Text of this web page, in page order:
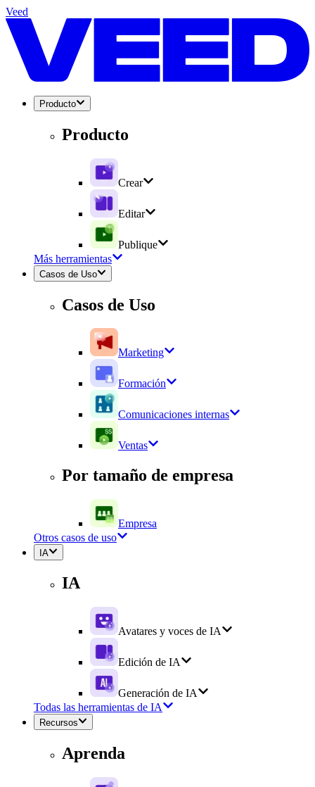
Veed
Producto
Producto
Crear
Editar
Publique
Más herramientas
Casos de Uso
Casos de Uso
Marketing
Formación
Comunicaciones internas
Ventas
Por tamaño de empresa
Empresa
Otros casos de uso
IA
IA
Avatares y voces de IA
Edición de IA
Generación de IA
Todas las herramientas de IA
Recursos
Aprenda